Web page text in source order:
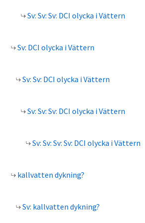
Sv: Sv: Sv: DCI olycka i Vättern
Sv: DCI olycka i Vättern
Sv: Sv: DCI olycka i Vättern
Sv: Sv: Sv: DCI olycka i Vättern
Sv: Sv: Sv: Sv: DCI olycka i Vättern
kallvatten dykning?
Sv: kallvatten dykning?